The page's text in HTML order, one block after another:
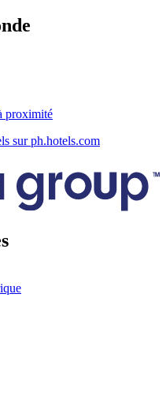
proximité
sur ph.hotels.com